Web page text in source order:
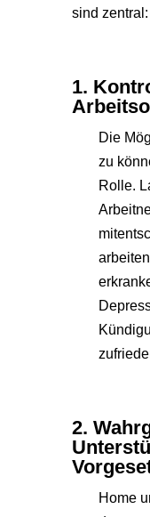
sind zentral:
1.
Die
zu
Rolle.
2.
Home